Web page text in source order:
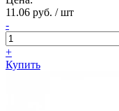
11.06 руб. / шт
-
+
Купить